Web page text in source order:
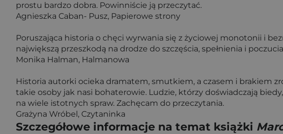
prostu bardzo dobra. Powinniście ją przeczytać.
Agnieszka Caban- Pusz, Papierowe strony
Poruszająca historia o chęci wyrwania się z życiowej monotonii i
największą przeszkodą na drodze do szczęścia, spełnienia i
Monika Halman, Halmanowa
Historia autorki ocieka dramatem, smutkiem, a czasem i brakiem
takie osoby jak nasi bohaterowie. Ludzie, którzy doświadczają
na wiele istotnych spraw. Zachęcam do przeczytania.
Grażyna Wróbel, Czytaninka
Szczegółowe informacje na temat książki